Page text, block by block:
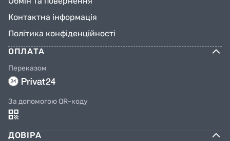
Контактна інформація
Політика конфіденційності
ОПЛАТА
Переказом
За допомогою QR-коду
ДОВІРА